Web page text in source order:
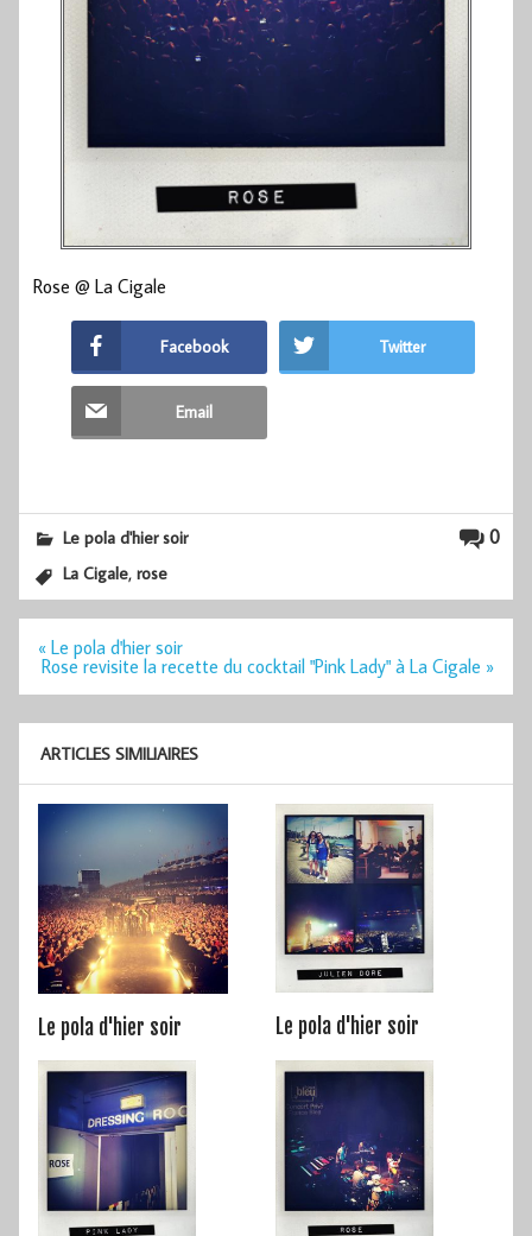
Rose @ La Cigale
Facebook Twitter
Email
0
Le pola d'hier soir
La Cigale,rose
Navigation
de
« Le pola d'hier soir
Rose revisite la recette du cocktail "Pink Lady" à La Cigale »
ARTICLES SIMILIAIRES
Le pola d'hier soir Le pola d'hier soir